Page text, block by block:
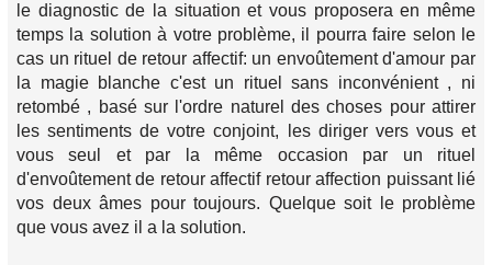
le diagnostic de la situation et vous proposera en même
temps la solution à votre problème, il pourra faire selon le
cas un rituel de retour affectif: un envoûtement d'amour par
la magie blanche c'est un rituel sans inconvénient , ni
retombé , basé sur l'ordre naturel des choses pour attirer
les sentiments de votre conjoint, les diriger vers vous et
vous seul et par la même occasion par un rituel
d'envoûtement de retour affectif retour affection puissant lié
vos deux âmes pour toujours. Quelque soit le problème
que vous avez il a la solution.